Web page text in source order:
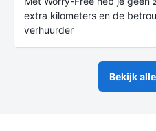
extra kilometers en de
verhuurder
Bekijk